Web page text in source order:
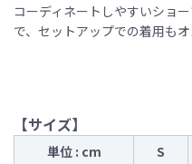
コーディネートしやすいショ
で、セットアップでの着用もオ
【サイズ】
単位 : cm S